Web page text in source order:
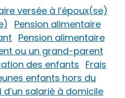
versée à l’époux(se)
Pension alimentaire
Pension alimentaire
ou un grand-parent
des enfants Frais
enfants hors du
d’un salarié à domicile